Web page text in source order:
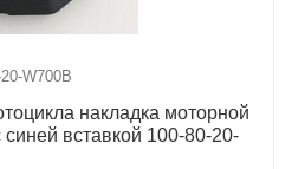
W700B
накладка моторной
вставкой 100-80-20-